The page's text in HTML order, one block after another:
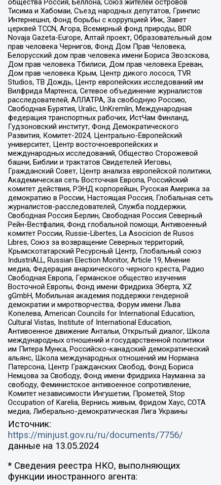
общества Россия, Беллона, Союз жителей островов
Тисима и Хабомаи, Съезд народных депутатов, Гринпис
Интернешнл, Фонд борьбы с коррупцией Инк, Завет
церквей TCCN, Агора, Всемирный фонд природы, BDR
Novaja Gazeta-Europe, Алтай проект, Образовательный дом
прав человека Чернигов, Фонд Дом Прав Человека,
Белорусский дом прав человека имени Бориса Звозскова,
Дом прав человека Тбилиси, Дом прав человека Ереван,
Дом прав человека Крым, Центр дикого лосося, TVR
Studios, ТВ Дождь, Центр европейских исследований им
Вилфрида Мартенса, Сетевое объединение журналистов
расследователей, АЛЛАТРА, За свободную Россию,
Свободная Бурятия, Uralic, UnKremlin, Международная
федерация транспортных рабочих, ИстЧам Финланд,
Гудзоновский институт, Фонд Демократического
Развития, Комитет-2024, Центрально-Европейский
университет, Центр восточноевропейских и
международных исследований, Общество Сторожевой
башни, Библии и трактатов Свидетелей Иеговы,
Гражданский Совет, Центр анализа европейской политики,
Академическая сеть Восточная Европа, Российский
комитет действия, РЭНД корпорейшн, Русская Америка за
демократию в России, Настоящая Россия, Глобальная сеть
журналистов-расследователей, Служба поддержки,
Свободная Россия Берлин, Свободная Россия Северный
Рейн-Вестфалия, Фонд глобальной помощи, Антивоенный
комитет России, Russie-Libertes, La Asocicion de Rusos
Libres, Союз за возвращение Северных территорий,
Крымскотатарский Ресурсный Центр, Глобальный союз
IndustriALL, Russian Election Monitor, Article 19, Мнение
медиа, Федерация анархического черного креста, Радио
Свободная Европа, Германское общество изучения
Восточной Европы, Фонд имени Фридриха Эберта, XZ
gGmbH, Мобильная академия поддержки гендерной
демократии и миротворчества, Форум имени Льва
Копелева, American Councils for International Education,
Cultural Vistas, Institute of International Education,
Антивоенное движение Антальи, Открытый диалог, Школа
международных отношений и государственной политики
им Питера Мунка, Российско-канадский демократический
альянс, Школа международных отношений им Нормана
Патерсона, Центр Гражданских Свобод, Фонд Бориса
Немцова за Свободу, Фонд имени Фридриха Науманна за
свободу, Феминистское антивоенное сопротивление,
Комитет независимости Ингушетии, Прометей, Stop
Occupation of Karelia, Вернись живым, Фридом Хаус, СОТА
медиа, Либерально-демократическая Лига Украины
Источник:
https://minjust.gov.ru/ru/documents/7756/
данные на 13.05.2024
* Сведения реестра НКО, выполняющих
функции иностранного агента: